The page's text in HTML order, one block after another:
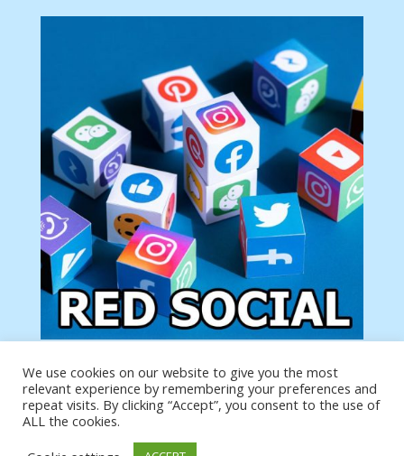
Tu anuncio va aquí
Podemos poner tu anuncio aquí con un link de tu
producto o página
We use cookies on our website to give you the most
relevant experience by remembering your preferences and
repeat visits. By clicking “Accept”, you consent to the use of
ALL the cookies.